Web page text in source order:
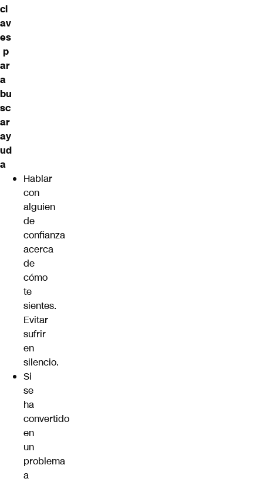
cl
av
es
p
ar
a
bu
sc
ar
ay
ud
a
Hablar
con
alguien
de
confianza
acerca
de
cómo
te
sientes.
Evitar
sufrir
en
silencio.
Si
se
ha
convertido
en
un
problema
a